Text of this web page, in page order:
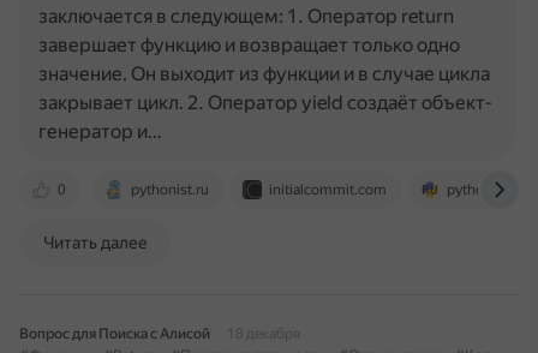
0 pythonist.ru initialcommit.com pythonru.com
заключается в следующем: 1. Оператор return
завершает функцию и возвращает только одно
значение. Он выходит из функции и в случае цикла
закрывает цикл. 2. Оператор yield создаёт объект-
генератор и…
Читать далее
Вопрос для Поиска с Алисой
18 декабря